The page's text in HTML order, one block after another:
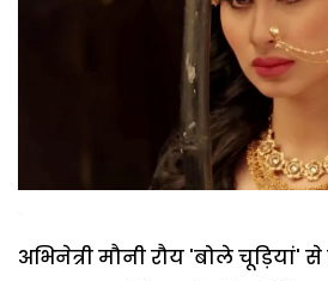
अभिनेत्री मौनी रौय 'बोले चूड़ियां' से